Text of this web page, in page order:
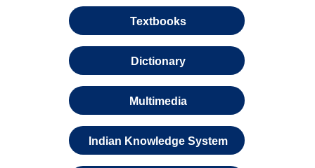
Textbooks
Dictionary
Multimedia
Indian Knowledge System